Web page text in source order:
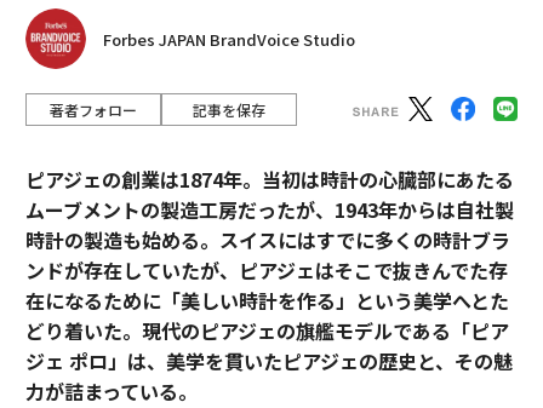
Forbes JAPAN BrandVoice Studio
著者フォロー 記事を保存
ピアジェの創業は1874年。当初は時計の心臓部にあたる
ムーブメントの製造工房だったが、1943年からは自社製
時計の製造も始める。スイスにはすでに多くの時計ブラ
ンドが存在していたが、ピアジェはそこで抜きんでた存
在になるために「美しい時計を作る」という美学へとた
どり着いた。現代のピアジェの旗艦モデルである「ピア
ジェ ポロ」は、美学を貫いたピアジェの歴史と、その魅
力が詰まっている。